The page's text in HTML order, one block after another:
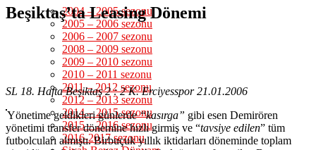
2004 – 2005 sezonu
2005 – 2006 sezonu
2006 – 2007 sezonu
2008 – 2009 sezonu
2009 – 2010 sezonu
2010 – 2011 sezonu
2011 – 2012 sezonu
2012 – 2013 sezonu
2014 – 2015 sezonu
2015 – 2016 sezonu
2016-2017 sezonu
Beşiktaş’ta Leasing Dönemi
SL 18. Hafta Beşiktaş 2 : 2 K. Erciyesspor 21.01.2006
Yönetime geldikleri günlerde“kasırga” gibi esen Demirören
yönetimi transfer dönemine hızlı girmiş ve “tavsiye edilen” tüm
futbolcuları almıştı. Birbuçuk yıllık iktidarları döneminde toplam